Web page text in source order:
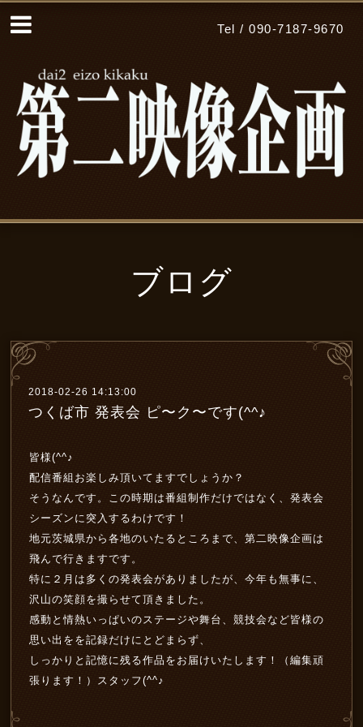
Tel / 090-7187-9670
ブログ
2018-02-26 14:13:00
つくば市 発表会 ピ〜ク〜です(^^♪
皆様(^^♪
配信番組お楽しみ頂いてますでしょうか？
そうなんです。この時期は番組制作だけではなく、発表会
シーズンに突入するわけです！
地元茨城県から各地のいたるところまで、第二映像企画は
飛んで行きますです。
特に２月は多くの発表会がありましたが、今年も無事に、
沢山の笑顔を撮らせて頂きました。
感動と情熱いっぱいのステージや舞台、競技会など皆様の
思い出をを記録だけにとどまらず、
しっかりと記憶に残る作品をお届けいたします！（編集頑
張ります！）スタッフ(^^♪